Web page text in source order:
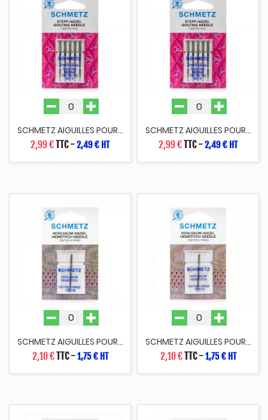
SCHMETZ AIGUILLES POUR...
2,99 €TTC-2,49 € HT
SCHMETZ AIGUILLES POUR...
2,99 €TTC-2,49 € HT
SCHMETZ AIGUILLES POUR...
2,10 €TTC-1,75 € HT
SCHMETZ AIGUILLES POUR...
2,10 €TTC-1,75 € HT